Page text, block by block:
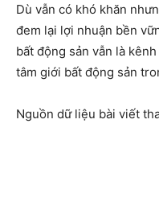
Dù vẫn có khó khăn
đem lại lợi nhuận bền
bất động sản vẫn là
tâm giới bất động sản
Nguồn dữ liệu bài viết